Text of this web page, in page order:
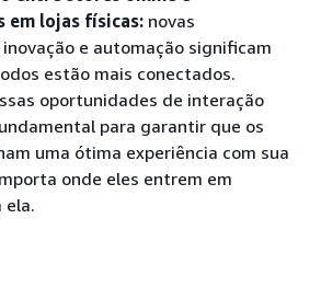
em lojas físicas: novas
e automação significam
estão mais conectados.
oportunidades de interação
para garantir que os
uma ótima experiência com sua
onde eles entrem em
ela.